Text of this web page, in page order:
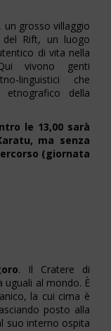
, un grosso villaggio
Rift, un luogo
di vita nella
vivono genti
linguistici che
della
le 13,00 sarà
ma senza
(giornata
. Il Cratere di
uguali al mondo. È
la cui cima è
posto alla
suo interno ospita